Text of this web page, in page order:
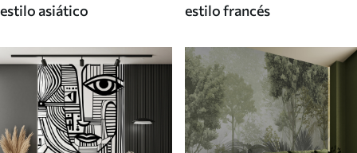
estilo asiático estilo francés